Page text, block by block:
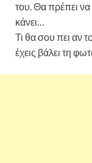
του. Θα πρέπει να
κάνει…
Τι θα σου πει αν
έχεις βάλει τη